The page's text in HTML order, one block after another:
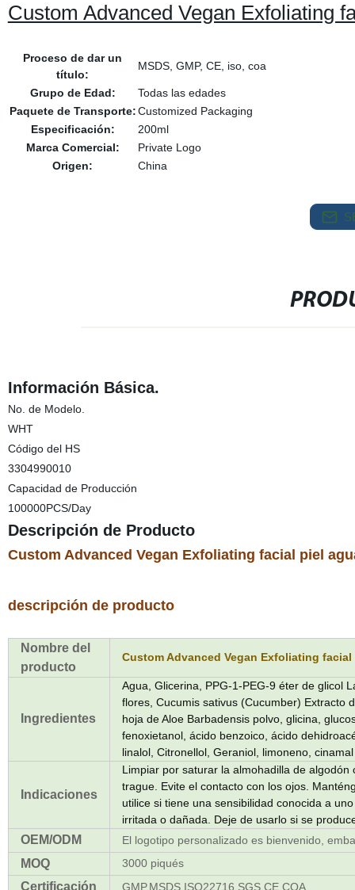
Custom Advanced Vegan Exfoliating
Proceso de dar un
título:
MSDS, GMP, CE, iso, coa
Grupo de Edad:
Todas las edades
Paquete de Transporte:Customized Packaging
Especificación:
200ml
Marca Comercial:
Private Logo
Origen:
China
Información Básica.
No. de Modelo.
WHT
Código del HS
3304990010
Capacidad de Producción
100000PCS/Day
Descripción de Producto
Custom Advanced Vegan Exfoliating facial piel
descripción de producto
Nombre del
producto
Custom Advanced Vegan Exfoliating
Ingredientes
Agua, Glicerina, PPG-1-PEG-9 éter de glicol
flores, Cucumis sativus (Cucumber) Extracto
hoja de Aloe Barbadensis polvo, glicina,
fenoxietanol, ácido benzoico, ácido
linalol, Citronellol, Geraniol, limoneno,
Indicaciones
Limpiar por saturar la almohadilla de
trague. Evite el contacto con los ojos.
utilice si tiene una sensibilidad conocida a
irritada o dañada. Deje de usarlo si se
OEM/ODM El logotipo personalizado es bienvenido,
MOQ 3000 piqués
Certificación GMP,MSDS,ISO22716,SGS,CE,COA